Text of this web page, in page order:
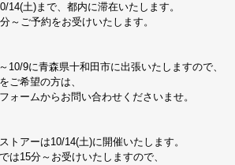
14(土)まで、都内に滞在いたします。
～ご予約をお受けいたします。
10/9に青森県十和田市に出張いたしますので、
ご希望の方は、
ォームからお問い合わせくださいませ。
トアーは10/14(土)に開催いたします。
は15分～お受けいたしますので、